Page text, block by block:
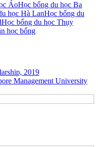
ÁoHọc bổng du học Ba
học Hà LanHọc bổng du
Học bổng du học Thụy
học bổng
2019
Management University